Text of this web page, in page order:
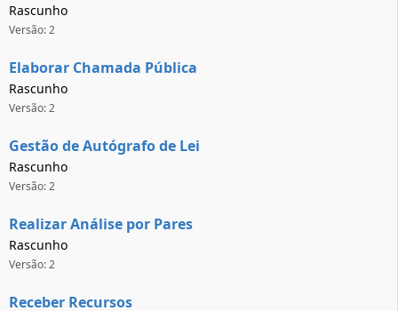
Rascunho
Versão: 2
Elaborar Chamada Pública
Rascunho
Versão: 2
Gestão de Autógrafo de Lei
Rascunho
Versão: 2
Realizar Análise por Pares
Rascunho
Versão: 2
Receber Recursos